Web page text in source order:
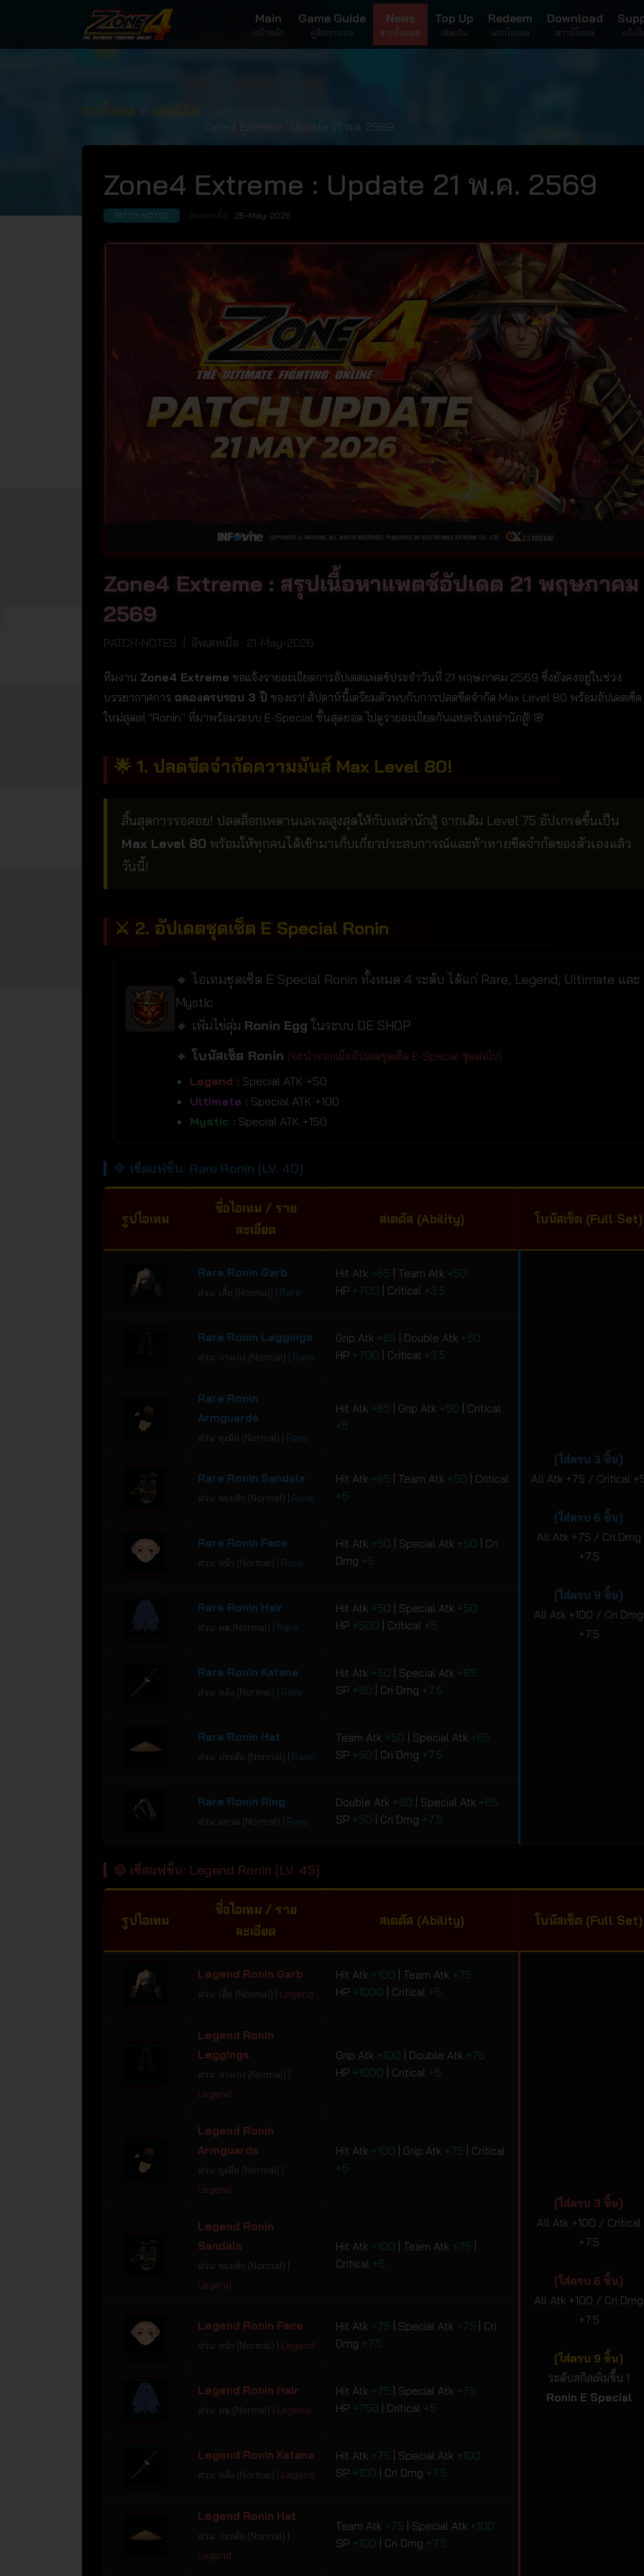
Main
หน้าหลัก
Game Guide
คู่มือการเล่น
News
ข่าวทั้งหมด
Top Up
เติมเงิน
Redeem
แลกไอเทม
Download
ดาวน์โหลด แจ้ง
ข่าวทั้งหมด
แพทช์โน๊ต
Zone4 Extreme : Update 21 พ.ค. 2569
Zone4 Extreme : Update 21 พ.ค. 2569
PATCH-NOTES 25-May-2026
Zone4 Extreme : สรุปเนื้อหาแพตช์อัปเดต 21 พฤษภาคม
2569
PATCH-NOTES | อัพเดทเมื่อ : 21-May-2026
ทีมงาน Zone4 Extreme ขอแจ้งรายละเอียดการอัปเดตแพตช์ประจำวันที่ 21 พฤษภาคม 2569 ซึ่งยังคงอยู่ในช่วง
บรรยากาศการ ฉลองครบรอบ 3 ปี ของเรา! สัปดาห์นี้เตรียมตัวพบกับการปลดขีดจำกัด Max Level 80 พร้อมอัปเดตเซ็ต
ใหม่สุดเท่ "Ronin" ที่มาพร้อมระบบ E-Special ขั้นสุดยอด ไปดูรายละเอียดกันเลยครับเหล่านักสู้! 🌸
🌟 1. ปลดขีดจำกัดความมันส์ Max Level 80!
สิ้นสุดการรอคอย! ปลดล็อกเพดานเลเวลสูงสุดให้กับเหล่านักสู้ จากเดิม Level 75 อัปเกรดขึ้นเป็น
Max Level 80 พร้อมให้ทุกคนได้เข้ามาเก็บเกี่ยวประสบการณ์และท้าทายขีดจำกัดของตัวเองแล้ว
วันนี้!
⚔️ 2. อัปเดตชุดเซ็ต E Special Ronin
🔸 ไอเทมชุดเซ็ต E Special Ronin ทั้งหมด 4 ระดับ ได้แก่ Rare, Legend, Ultimate และ
Mystic
🔸 เพิ่มไข่สุ่ม Ronin Egg ในระบบ DE SHOP
🔸 โบนัสเซ็ต Ronin (จะนำออกเมื่ออัปเดตชุดเซ็ต E-Special ชุดต่อไป)
Legend : Special ATK +50
Ultimate : Special ATK +100
Mystic : Special ATK +150
🔷 เซ็ตแฟชั่น: Rare Ronin [LV. 40]
รูปไอเทม
ชื่อไอเทม / ราย
ละเอียด
สเตตัส (Ability) โบนัสเซ็ต (Full Set)
Rare Ronin Garb
ส่วน: เสื้อ (Normal) | Rare
Hit Atk +65 | Team Atk +50
HP +700 | Critical +3.5
[ใส่ครบ 3 ชิ้น]
All Atk +75 / Critical
[ใส่ครบ 6 ชิ้น]
All Atk +75 / Cri Dmg
+7.5
[ใส่ครบ 9 ชิ้น]
All Atk +100 / Cri Dmg
+7.5
Rare Ronin Leggings
ส่วน: กางเกง (Normal) | Rare
Grip Atk +65 | Double Atk +50
HP +700 | Critical +3.5
Rare Ronin
Armguards
ส่วน: ถุงมือ (Normal) | Rare
Hit Atk +65 | Grip Atk +50 | Critical
+5
Rare Ronin Sandals
ส่วน: รองเท้า (Normal) | Rare
Hit Atk +65 | Team Atk +50 | Critical
+5
Rare Ronin Face
ส่วน: หน้า (Normal) | Rare
Hit Atk +50 | Special Atk +50 | Cri
Dmg +5
Rare Ronin Hair
ส่วน: ผม (Normal) | Rare
Hit Atk +50 | Special Atk +50
HP +500 | Critical +5
Rare Ronin Katana
ส่วน: หลัง (Normal) | Rare
Hit Atk +50 | Special Atk +65
SP +50 | Cri Dmg +7.5
Rare Ronin Hat
ส่วน: ประดับ (Normal) | Rare
Team Atk +50 | Special Atk +65
SP +50 | Cri Dmg +7.5
Rare Ronin Ring
ส่วน: แหวน (Normal) | Rare
Double Atk +50 | Special Atk +65
SP +50 | Cri Dmg +7.5
🔴 เซ็ตแฟชั่น: Legend Ronin [LV. 45]
รูปไอเทม
ชื่อไอเทม / ราย
ละเอียด
สเตตัส (Ability) โบนัสเซ็ต (Full Set)
Legend Ronin Garb
ส่วน: เสื้อ (Normal) | Legend
Hit Atk +100 | Team Atk +75
HP +1000 | Critical +5
[ใส่ครบ 3 ชิ้น]
All Atk +100 / Critical
+7.5
[ใส่ครบ 6 ชิ้น]
All Atk +100 / Cri Dmg
+7.5
[ใส่ครบ 9 ชิ้น]
ระดับสกิลเพิ่มขึ้น 1
Ronin E Special
Legend Ronin
Leggings
ส่วน: กางเกง (Normal) |
Legend
Grip Atk +100 | Double Atk +75
HP +1000 | Critical +5
Legend Ronin
Armguards
ส่วน: ถุงมือ (Normal) |
Legend
Hit Atk +100 | Grip Atk +75 | Critical
+5
Legend Ronin
Sandals
ส่วน: รองเท้า (Normal) |
Legend
Hit Atk +100 | Team Atk +75
Critical +5
Legend Ronin Face
ส่วน: หน้า (Normal) | Legend
Hit Atk +75 | Special Atk +75 | Cri
Dmg +7.5
Legend Ronin Hair
ส่วน: ผม (Normal) | Legend
Hit Atk +75 | Special Atk +75
HP +750 | Critical +5
Legend Ronin Katana
ส่วน: หลัง (Normal) | Legend
Hit Atk +75 | Special Atk +100
SP +100 | Cri Dmg +7.5
Legend Ronin Hat
ส่วน: ประดับ (Normal) |
Legend
Team Atk +75 | Special Atk +100
SP +100 | Cri Dmg +7.5